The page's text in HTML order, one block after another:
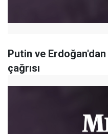
Putin ve
çağrısı